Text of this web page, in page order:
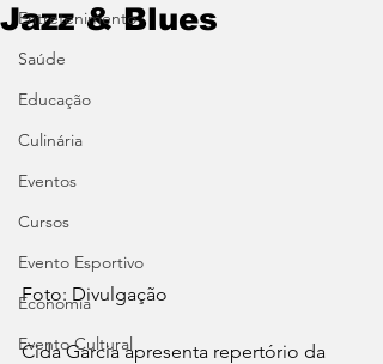
Entretenimento
Saúde
Educação
Culinária
Eventos
Cursos
Evento Esportivo
Economia
Evento Cultural
Jazz & Blues
Foto: Divulgação
Cida Garcia apresenta repertório da